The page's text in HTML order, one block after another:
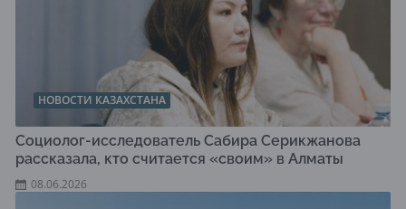
НОВОСТИ КАЗАХСТАНА
Социолог-исследователь Сабира Серикжанова
рассказала, кто считается «своим» в Алматы
08.06.2026